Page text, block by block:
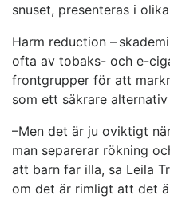
snuset, presenteras i
Harm reduction –
ofta av tobaks- och e-
frontgrupper för att
som ett säkrare
–Men det är ju oviktigt
man separerar rökning
att barn far illa, sa Leila
om det är rimligt att det